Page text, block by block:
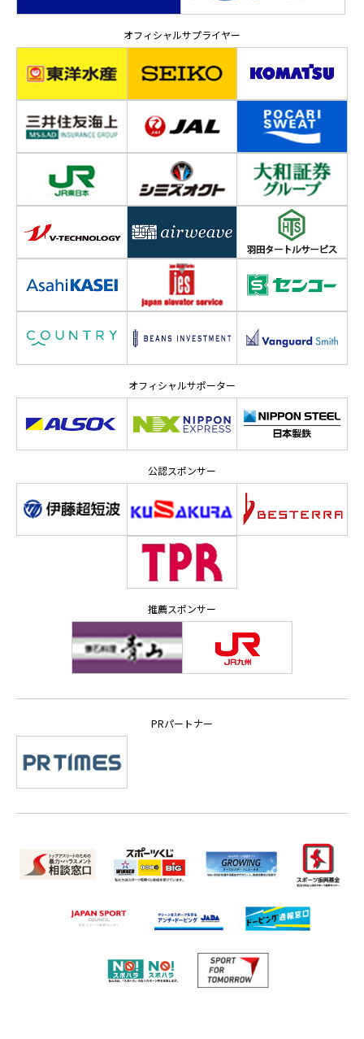
オフィシャルサプライヤー
オフィシャルサポーター
公認スポンサー
推薦スポンサー
PRパートナー